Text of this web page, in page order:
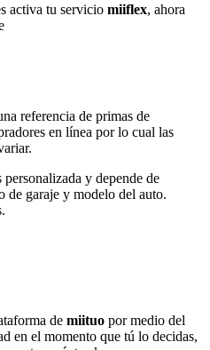
activa tu servicio miiflex, ahora
referencia de primas de
en línea por lo cual las
y depende de
de garaje y modelo del auto.
de miituo por medio del
en el momento que tú lo decidas,